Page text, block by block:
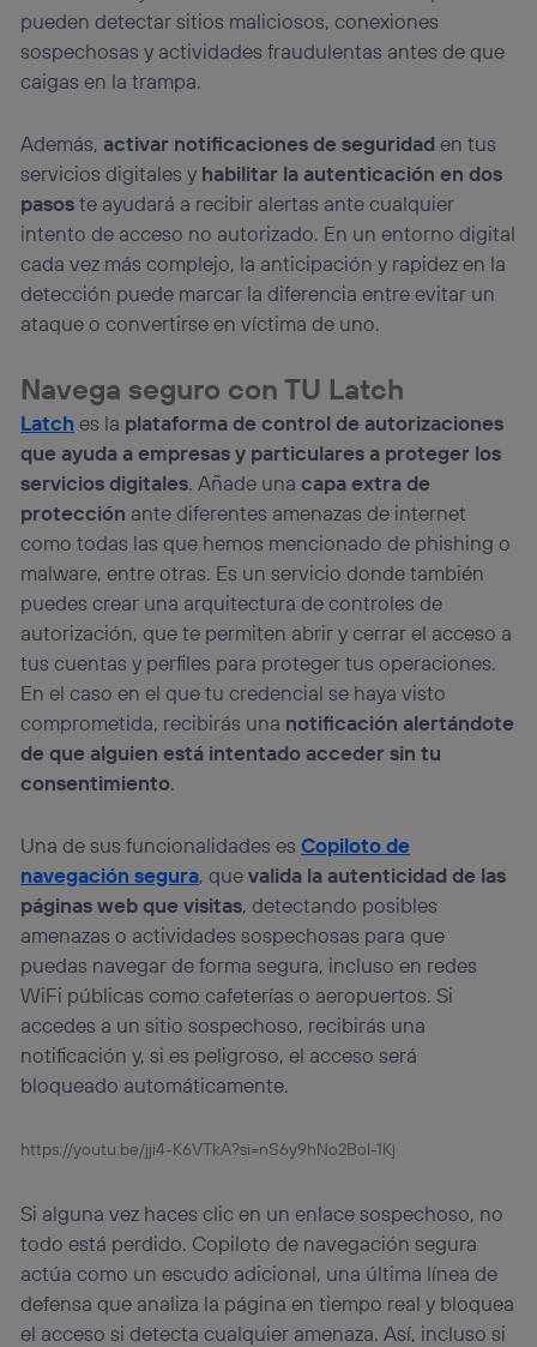
pueden detectar sitios maliciosos, conexiones
sospechosas y actividades fraudulentas antes de que
caigas en la trampa.
Además, activar notificaciones de seguridaden tus
servicios digitales y habilitar la autenticación en dos
pasoste ayudará a recibir alertas ante cualquier
intento de acceso no autorizado. En un entorno digital
cada vez más complejo, la anticipación y rapidez en la
detección puede marcar la diferencia entre evitar un
ataque o convertirse en víctima de uno.
Navega seguro con TU Latch
Latch es la plataforma de control de autorizaciones
que ayuda a empresas y particulares a proteger los
servicios digitales. Añade unacapa extra de
protección ante diferentes amenazas de internet
como todas las que hemos mencionado de phishing o
malware, entre otras. Es un servicio donde también
puedes crear una arquitectura de controles de
autorización, que te permiten abrir y cerrar el acceso a
tus cuentas y perfiles para proteger tus operaciones.
En el caso en el que tu credencial se haya visto
comprometida, recibirás una notificación alertándote
de que alguien está intentado acceder sin tu
consentimiento.
Una de sus funcionalidades esCopiloto de
navegación segura, quevalida la autenticidad de las
páginas web que visitas, detectando posibles
amenazas o actividades sospechosas para que
puedas navegar de forma segura, incluso en redes
WiFi públicas como cafeterías o aeropuertos. Si
accedes a un sitio sospechoso, recibirás una
notificación y, si es peligroso, el acceso será
bloqueado automáticamente.
https://youtu.be/jji4-K6VTkA?si=nS6y9hNo2Bol-1Kj
Si alguna vez haces clic en un enlace sospechoso, no
todo está perdido. Copiloto de navegación segura
actúa como un escudo adicional, una última línea de
defensa que analiza la página en tiempo real y bloquea
el acceso si detecta cualquier amenaza. Así, incluso si